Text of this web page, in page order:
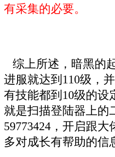
有采集的必要。
综上所述，暗黑的
进服就达到110级，
有技能都到10级的设
就是扫描登陆器上的
59773424 ，开启跟
多对成长有帮助的信